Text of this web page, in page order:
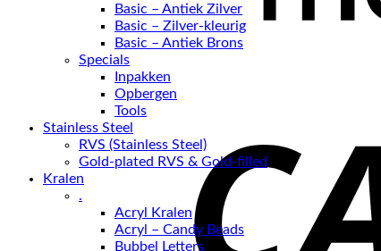
Basic – Antiek Zilver
Basic – Zilver-kleurig
Basic – Antiek Brons
Specials
Inpakken
Opbergen
Tools
Stainless Steel
RVS (Stainless Steel)
Gold-plated RVS & Gold-filled
Kralen
.
Acryl Kralen
Acryl – Candy Beads
Bubbel Letters